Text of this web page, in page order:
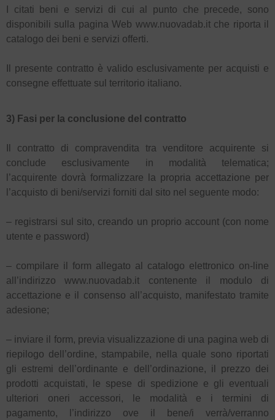
I citati beni e servizi di cui al punto che precede, sono
disponibili sulla pagina Web www.nuovadab.it che riporta il
catalogo dei beni e servizi offerti.
Il presente contratto è valido esclusivamente per acquisti e
consegne effettuate sul territorio italiano.
3) Fasi per la conclusione del contratto
Il contratto di compravendita tra venditore acquirente si
conclude esclusivamente in modalità telematica;
l’acquirente dovrà formalizzare la propria accettazione per
l’acquisto di beni/servizi forniti dal sito nel seguente modo:
– registrarsi sul sito, creando un proprio account (con nome
utente e password)
– compilare il form allegato al catalogo elettronico on-line
all’indirizzo www.nuovadab.it contenente il modulo di
accettazione e il consenso all’acquisto, manifestato tramite
adesione;
– inviare il form, previa visualizzazione di una pagina web di
riepilogo dell’ordine, stampabile, nella quale sono riportati
gli estremi dell’ordinante e dell’ordinazione, il prezzo dei
prodotti acquistati, le spese di spedizione e gli eventuali
ulteriori oneri accessori, le modalità e i termini di
pagamento, l’indirizzo ove il bene/i verrà/verranno